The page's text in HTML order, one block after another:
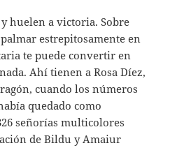
huelen a victoria. Sobre
estrepitosamente en
te puede convertir en
Ahí tienen a Rosa Díez,
cuando los números
quedado como
señorías multicolores
de Bildu y Amaiur